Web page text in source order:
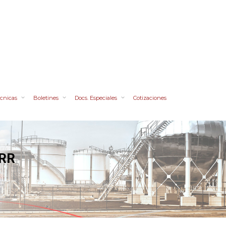
Boletines Docs. Especiales Cotizaciones